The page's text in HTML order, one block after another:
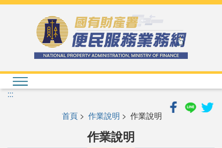
:::
首頁 > 作業說明 > 作業說明
作業說明